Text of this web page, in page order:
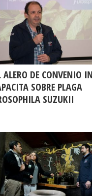
ALERO DE CONVENIO
SOBRE PLAGA
SUZUKII